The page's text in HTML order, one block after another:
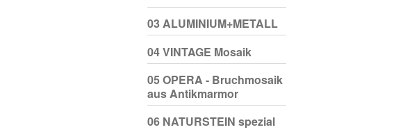
03 ALUMINIUM+METALL
04 VINTAGE Mosaik
05 OPERA - Bruchmosaik
aus Antikmarmor
06 NATURSTEIN spezial